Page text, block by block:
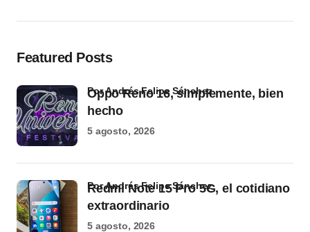
Featured Posts
Oppo Reno 16, simplemente, bien
hecho
por Andrés Felipe Sánchez
5 agosto, 2026
Redmi Note 15 Pro 5G, el cotidiano
extraordinario
por Andrés Felipe Sánchez
5 agosto, 2026